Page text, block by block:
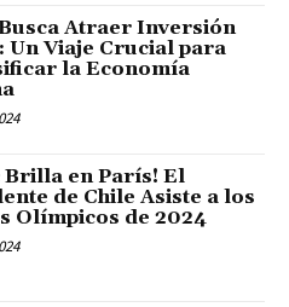
Atraer Inversión
Un Viaje Crucial para
la Economía
Brilla en París! El
de Chile Asiste a los
Olímpicos de 2024